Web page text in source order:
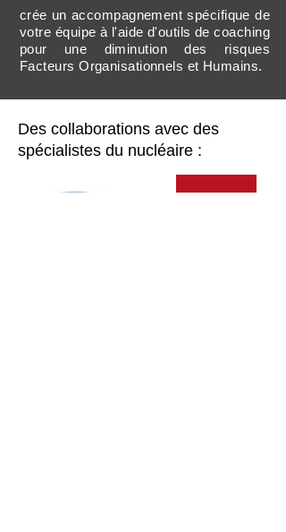
crée un accompagnement spécifique de
votre équipe à l'aide d'outils de coaching
pour une diminution des risques
Facteurs Organisationnels et Humains.
Des collaborations avec des
spécialistes du nucléaire :